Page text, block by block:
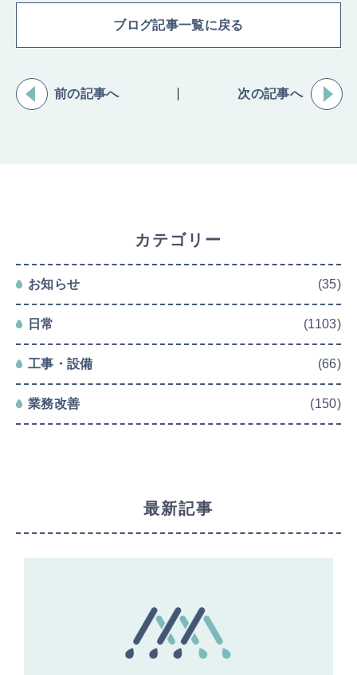
ブログ記事一覧に戻る
前の記事へ 次の記事へ
カテゴリー
お知らせ (35)
日常 (1103)
工事・設備 (66)
業務改善 (150)
最新記事